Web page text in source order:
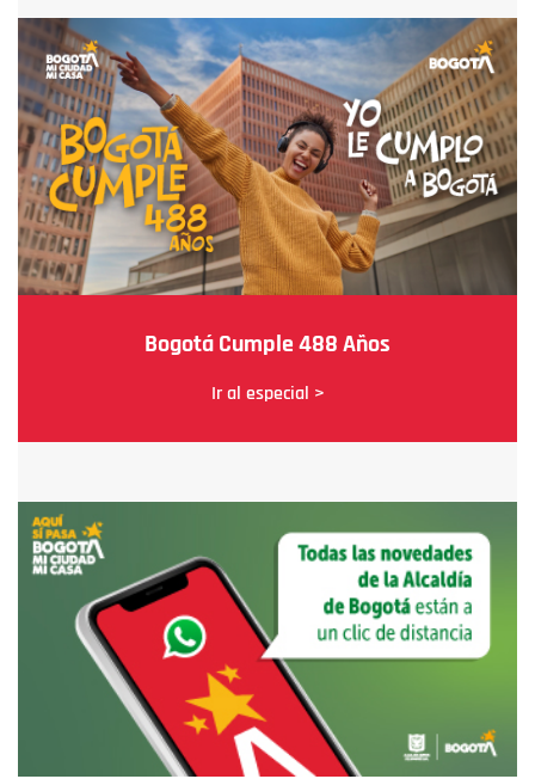
Bogotá Cumple 488 Años
Ir al especial >